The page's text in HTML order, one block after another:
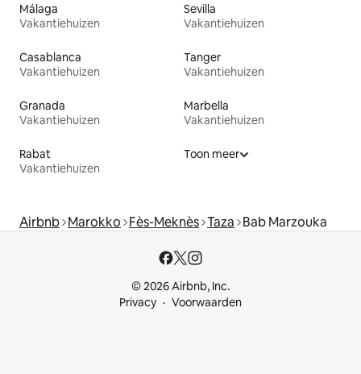
Málaga
Vakantiehuizen
Sevilla
Vakantiehuizen
Casablanca
Vakantiehuizen
Tanger
Vakantiehuizen
Granada
Vakantiehuizen
Marbella
Vakantiehuizen
Rabat
Vakantiehuizen
Toon meer
Airbnb Marokko Fès-Meknès Taza Bab Marzouka
© 2026 Airbnb, Inc.
Privacy
Voorwaarden